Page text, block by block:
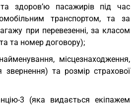
здоров’ю пасажирів під час
транспортом, та за
при перевезенні, за класом
та номер договору);
місцезнаходження,
звернення) та розмір страхової
3 (яка видається екіпажем